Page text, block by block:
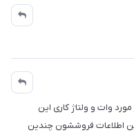
وات و ولتاژ کاری این
اطلاعات فروششون چندین